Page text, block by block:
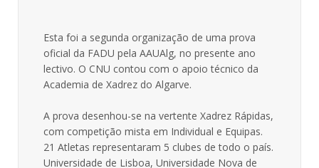
Esta foi a segunda organização de uma prova
oficial da FADU pela AAUAlg, no presente ano
lectivo. O CNU contou com o apoio técnico da
Academia de Xadrez do Algarve.
A prova desenhou-se na vertente Xadrez Rápidas,
com competição mista em Individual e Equipas.
21 Atletas representaram 5 clubes de todo o país.
Universidade de Lisboa, Universidade Nova de